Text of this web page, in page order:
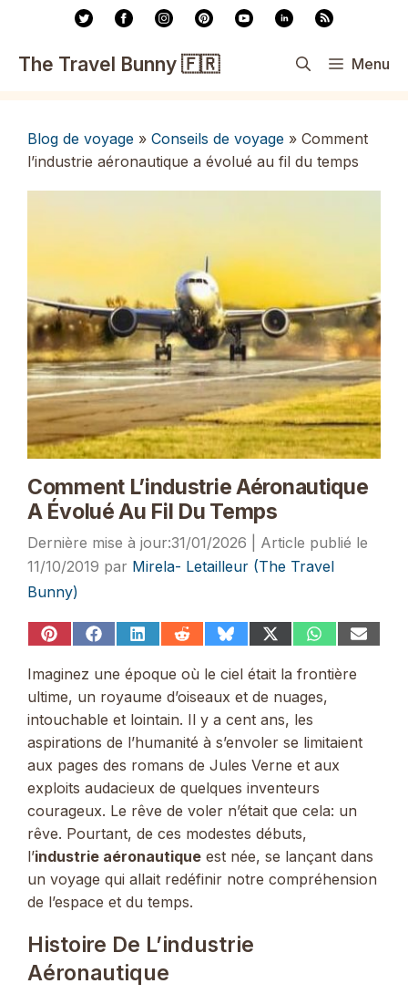
contenu
The Travel Bunny 🇫🇷 Menu
Blog de voyage » Conseils de voyage » Comment
l’industrie aéronautique a évolué au fil du temps
Comment L’industrie Aéronautique
A Évolué Au Fil Du Temps
31/01/2026
11/10/2019 par Mirela- Letailleur (The Travel
Bunny)
Share
Pinterest
Share
Facebook
Share
LinkedIn
Share
Reddit
Share
Bluesky
Share
X
(Twitter)
Share
WhatsApp
Share
Imaginez une époque où le ciel était la frontière
ultime, un royaume d’oiseaux et de nuages,
intouchable et lointain. Il y a cent ans, les
aspirations de l’humanité à s’envoler se limitaient
aux pages des romans de Jules Verne et aux
exploits audacieux de quelques inventeurs
courageux. Le rêve de voler n’était que cela: un
rêve. Pourtant, de ces modestes débuts,
l’industrie aéronautique est née, se lançant dans
un voyage qui allait redéfinir notre compréhension
de l’espace et du temps.
Histoire De L’industrie
Aéronautique